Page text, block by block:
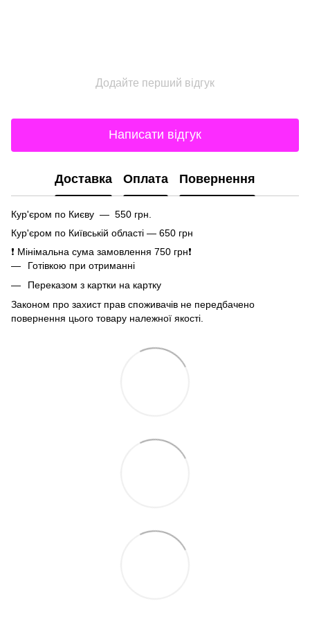
Додайте перший відгук
Написати відгук
Доставка Оплата Повернення
Кур'єром по Києву — 550 грн.
Кур'єром по Київській області — 650 грн
❗ Мінімальна сума замовлення 750 грн❗
Готівкою при отриманні
Переказом з картки на картку
Законом про захист прав споживачів не передбачено
повернення цього товару належної якості.